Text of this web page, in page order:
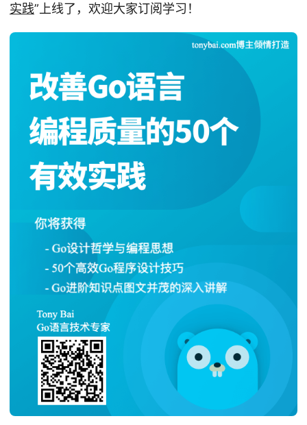
实践”上线了，欢迎大家订阅学习！